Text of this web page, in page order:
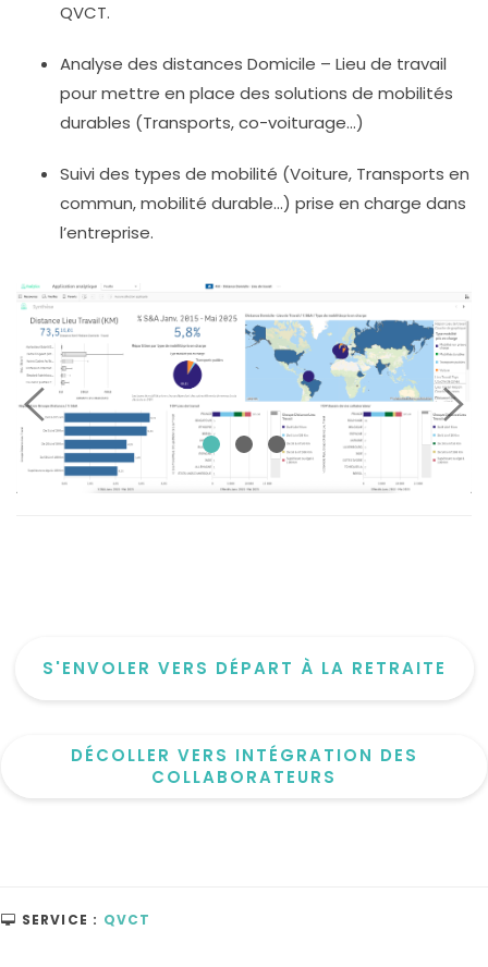
QVCT.
Analyse des distances Domicile – Lieu de travail
pour mettre en place des solutions de mobilités
durables (Transports, co-voiturage…)
Suivi des types de mobilité (Voiture, Transports en
commun, mobilité durable…) prise en charge dans
l’entreprise.
S'ENVOLER VERS DÉPART À LA RETRAITE
DÉCOLLER VERS INTÉGRATION DES
COLLABORATEURS
SERVICE : QVCT